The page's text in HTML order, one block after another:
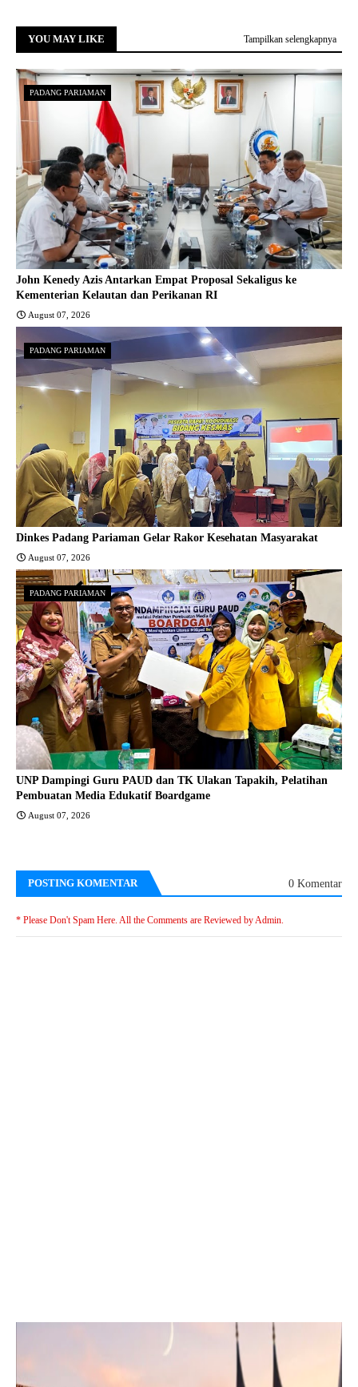
YOU MAY LIKE Tampilkan selengkapnya
PADANG PARIAMAN
John Kenedy Azis Antarkan Empat Proposal Sekaligus ke
Kementerian Kelautan dan Perikanan RI
August 07, 2026
PADANG PARIAMAN
Dinkes Padang Pariaman Gelar Rakor Kesehatan Masyarakat
August 07, 2026
PADANG PARIAMAN
UNP Dampingi Guru PAUD dan TK Ulakan Tapakih, Pelatihan
Pembuatan Media Edukatif Boardgame
August 07, 2026
POSTING KOMENTAR 0 Komentar
* Please Don't Spam Here. All the Comments are Reviewed by Admin.